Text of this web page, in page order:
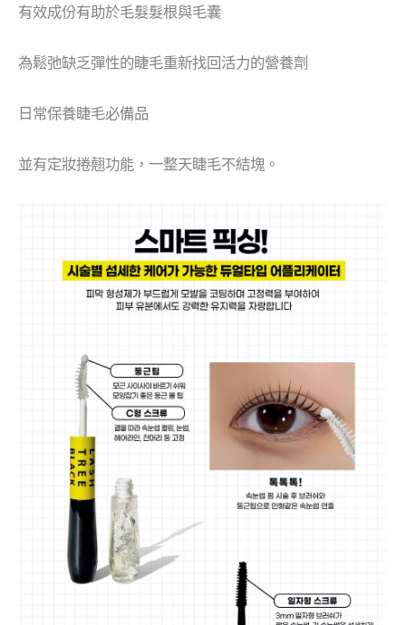
有效成份有助於毛髮髮根與毛囊
為鬆弛缺乏彈性的睫毛重新找回活力的營養劑
日常保養睫毛必備品
並有定妝捲翹功能，一整天睫毛不結塊。